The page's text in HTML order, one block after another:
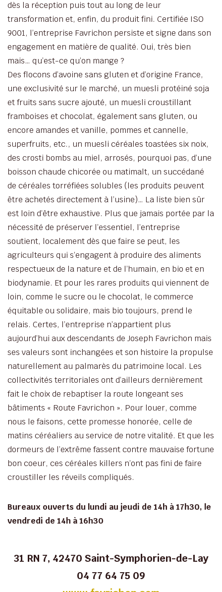
dès la réception puis tout au long de leur
transformation et, enfin, du produit fini. Certifiée ISO
9001, l’entreprise Favrichon persiste et signe dans son
engagement en matière de qualité. Oui, très bien
mais… qu’est-ce qu’on mange ?
Des flocons d’avoine sans gluten et d’origine France,
une exclusivité sur le marché, un muesli protéiné soja
et fruits sans sucre ajouté, un muesli croustillant
framboises et chocolat, également sans gluten, ou
encore amandes et vanille, pommes et cannelle,
superfruits, etc., un muesli céréales toastées six noix,
des crosti bombs au miel, arrosés, pourquoi pas, d’une
boisson chaude chicorée ou matimalt, un succédané
de céréales torréfiées solubles (les produits peuvent
être achetés directement à l’usine)… La liste bien sûr
est loin d’être exhaustive. Plus que jamais portée par la
nécessité de préserver l’essentiel, l’entreprise
soutient, localement dès que faire se peut, les
agriculteurs qui s’engagent à produire des aliments
respectueux de la nature et de l’humain, en bio et en
biodynamie. Et pour les rares produits qui viennent de
loin, comme le sucre ou le chocolat, le commerce
équitable ou solidaire, mais bio toujours, prend le
relais. Certes, l’entreprise n’appartient plus
aujourd’hui aux descendants de Joseph Favrichon mais
ses valeurs sont inchangées et son histoire la propulse
naturellement au palmarès du patrimoine local. Les
collectivités territoriales ont d’ailleurs dernièrement
fait le choix de rebaptiser la route longeant ses
bâtiments « Route Favrichon ». Pour louer, comme
nous le faisons, cette promesse honorée, celle de
matins céréaliers au service de notre vitalité. Et que les
dormeurs de l’extrême fassent contre mauvaise fortune
bon coeur, ces céréales killers n’ont pas fini de faire
croustiller les réveils compliqués.
Bureaux ouverts du lundi au jeudi de 14h à 17h30, le
vendredi de 14h à 16h30
31 RN 7, 42470 Saint-Symphorien-de-Lay
04 77 64 75 09